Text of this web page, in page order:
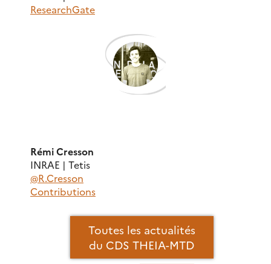
ResearchGate
Rémi Cresson
INRAE | Tetis
@R.Cresson
Contributions
Toutes les actualités
du CDS THEIA-MTD